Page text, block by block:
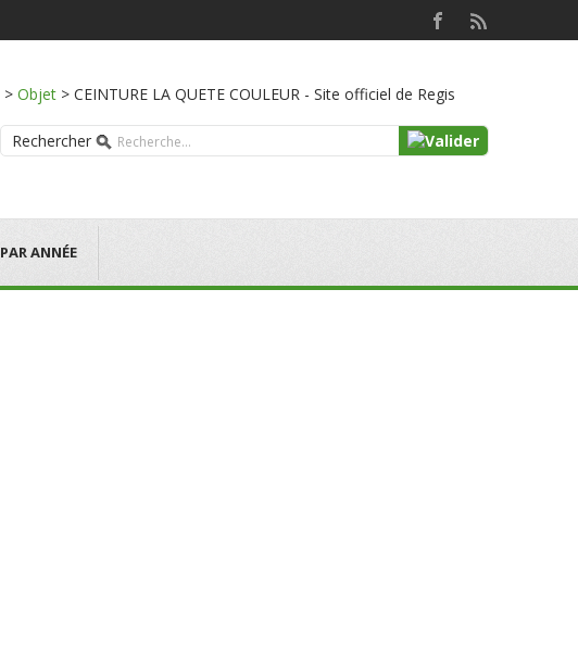
> Objet > CEINTURE LA QUETE COULEUR - Site officiel de Regis
Rechercher
PAR ANNÉE